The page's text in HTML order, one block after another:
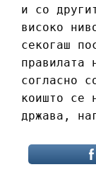
и со
високо
секогаш
правилата
согласно
коишто се
држава,